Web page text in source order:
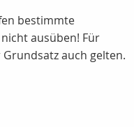
bestimmte
ausüben! Für
auch gelten.